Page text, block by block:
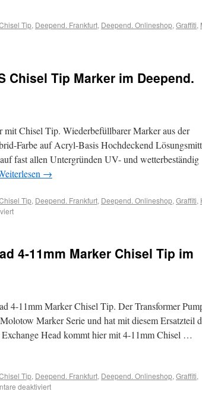
Tip, Deepend. Frankfurt, Deepend. Onlineshop, Graffiti,
Chisel Tip Marker im Deepend.
Chisel Tip. Wiederbefüllbarer Marker aus der
Farbe auf Acryl-Basis Hochdeckend
fast allen Untergründen UV- und wetterbeständig
→
Tip, Deepend. Frankfurt, Deepend. Onlineshop, Graffiti,
4-11mm Marker Chisel Tip im
4-11mm Marker Chisel Tip. Der Transformer
Marker Serie und hat mit diesem Ersatzteil
Head kommt hier mit 4-11mm Chisel …
Tip, Deepend. Frankfurt, Deepend. Onlineshop, Graffiti,
deaktiviert